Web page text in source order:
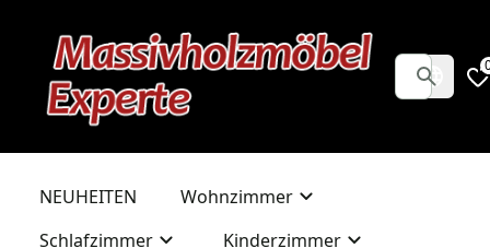
NEUHEITEN
Wohnzimmer
Schlafzimmer
Kinderzimmer